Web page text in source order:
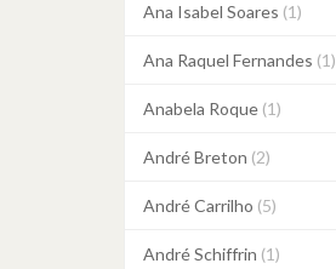
Ana Isabel Soares (1)
Ana Raquel Fernandes (1)
Anabela Roque (1)
André Breton (2)
André Carrilho (5)
André Schiffrin (1)